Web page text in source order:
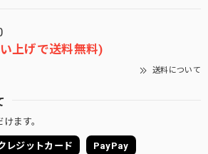
上げで送料無料)
送料について
ます。
レジットカード PayPay